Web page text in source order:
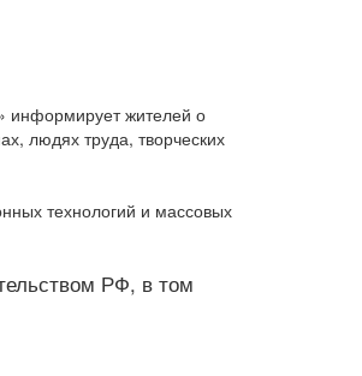
информирует жителей о
людях труда, творческих
технологий и массовых
РФ, в том